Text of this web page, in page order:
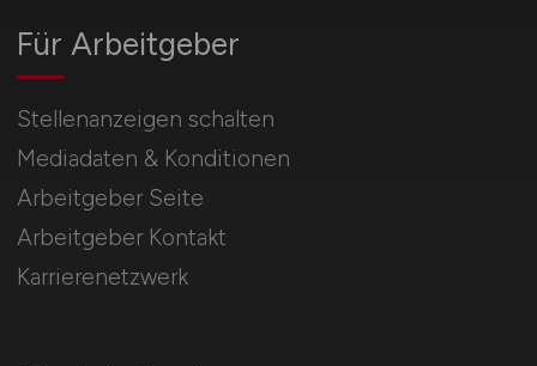
Für Arbeitgeber
Stellenanzeigen schalten
Mediadaten & Konditionen
Arbeitgeber Seite
Arbeitgeber Kontakt
Karrierenetzwerk